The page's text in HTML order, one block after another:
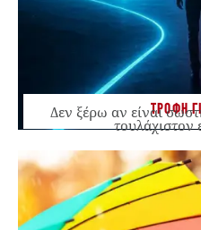
ΤΡΟΦΗ
Δεν ξέρω αν είναι
τουλάχιστον